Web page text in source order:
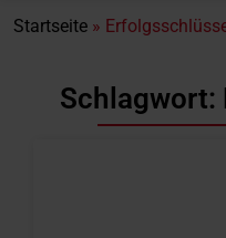
Startseite »
Schlagwort: